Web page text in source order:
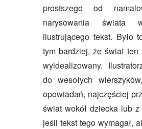
prostszego od
narysowania świata
ilustrującego tekst. Było
tym bardziej, że świat ten
wyidealizowany.
do wesołych
opowiadań, najczęściej
świat wokół dziecka lub z
jeśli tekst tego wymagał,